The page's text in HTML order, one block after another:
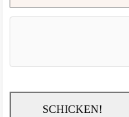
SCHICKEN!